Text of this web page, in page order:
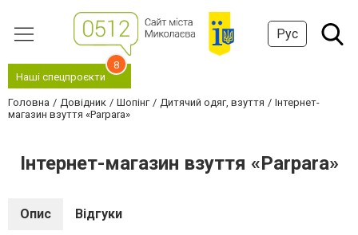
Рус
Наші спецпроєкти
8
Головна Довідник Шопінг Дитячий одяг, взуття
Інтернет-
магазин взуття «Parpara»
Інтернет-магазин взуття «Parpara»
Опис Відгуки